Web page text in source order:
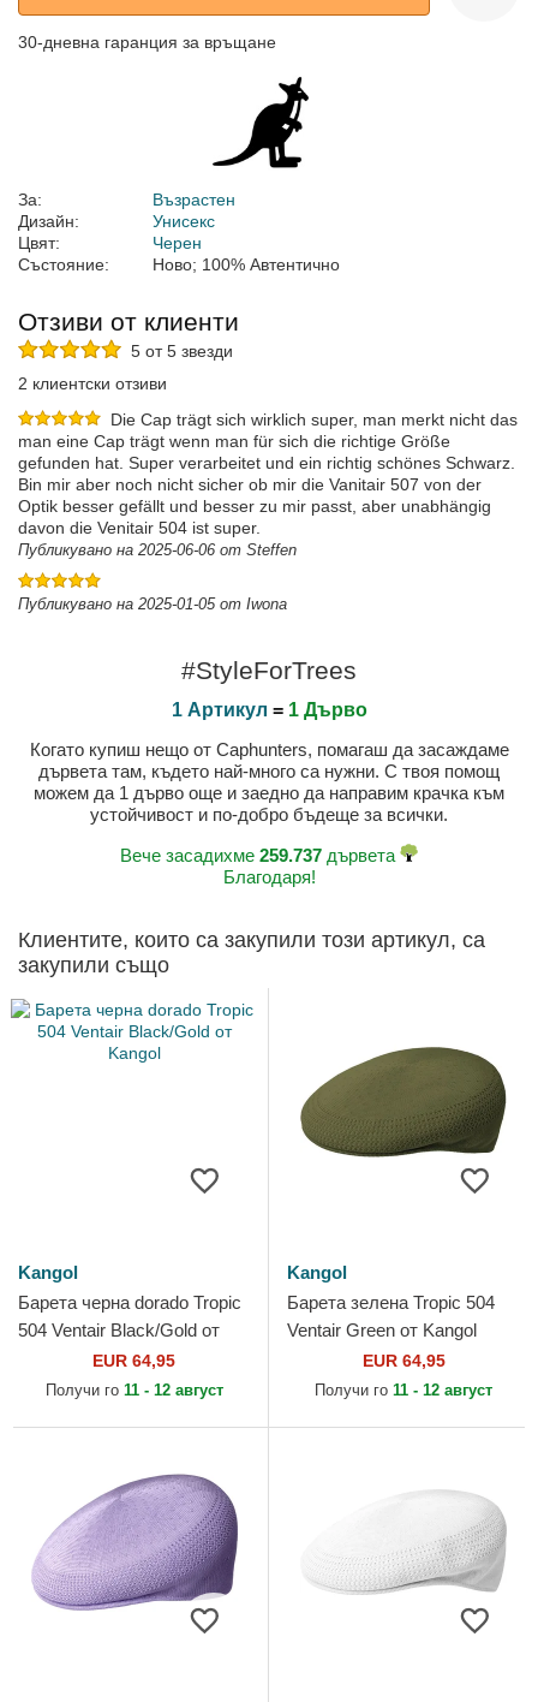
30-дневна гаранция за връщане
За:
Възрастен
Дизайн:
Унисекс
Цвят:
Черен
Състояние:
Ново; 100% Автентично
Отзиви от клиенти
5 от 5 звезди
2 клиентски отзиви
Die Cap trägt sich wirklich super, man merkt nicht das
man eine Cap trägt wenn man für sich die richtige Größe
gefunden hat. Super verarbeitet und ein richtig schönes Schwarz.
Bin mir aber noch nicht sicher ob mir die Vanitair 507 von der
Optik besser gefällt und besser zu mir passt, aber unabhängig
davon die Venitair 504 ist super.
Публикувано на 2025-06-06 от Steffen
Публикувано на 2025-01-05 от Iwona
#StyleForTrees
1 Артикул = 1 Дърво
Когато купиш нещо от Caphunters, помагаш да засаждаме
дървета там, където най-много са нужни. С твоя помощ
можем да 1 дърво още и заедно да направим крачка към
устойчивост и по-добро бъдеще за всички.
Вече засадихме 259.737 дървета
Благодаря!
Клиентите, които са закупили този артикул, са
закупили също
Kangol
Барета черна dorado Tropic
504 Ventair Black/Gold от
EUR 64,95
Получи го 11 - 12 август
Kangol
Барета зелена Tropic 504
Ventair Green от Kangol
EUR 64,95
Получи го 11 - 12 август